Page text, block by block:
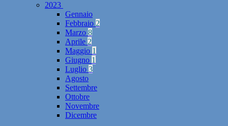
2023
Gennaio
Febbraio 2
Marzo 8
Aprile 2
Maggio 1
Giugno 1
Luglio 3
Agosto
Settembre
Ottobre
Novembre
Dicembre